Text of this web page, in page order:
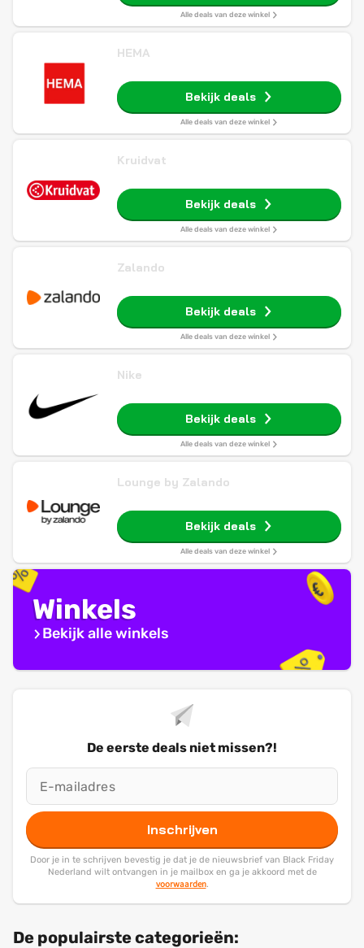
Alle deals van deze winkel
HEMA
Bekijk deals
Alle deals van deze winkel
Kruidvat
Bekijk deals
Alle deals van deze winkel
Zalando
Bekijk deals
Alle deals van deze winkel
Nike
Bekijk deals
Alle deals van deze winkel
Lounge by Zalando
Bekijk deals
Alle deals van deze winkel
Winkels
Bekijk alle winkels
De eerste deals niet missen?!
Inschrijven
Door je in te schrijven bevestig je dat je de nieuwsbrief van Black Friday
Nederland wilt ontvangen in je mailbox en ga je akkoord met de
voorwaarden.
De populairste categorieën: